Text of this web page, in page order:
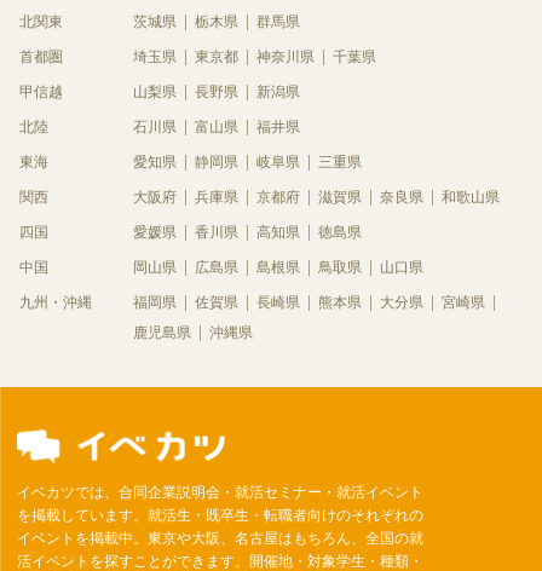
北関東
茨城県 栃木県 群馬県
首都圏 埼玉県 東京都 神奈川県 千葉県
甲信越 山梨県 長野県 新潟県
北陸 石川県 富山県 福井県
東海 愛知県 静岡県 岐阜県 三重県
関西 大阪府 兵庫県 京都府 滋賀県 奈良県 和歌山県
四国 愛媛県 香川県 高知県 徳島県
中国 岡山県 広島県 島根県 鳥取県 山口県
九州・沖縄 福岡県 佐賀県 長崎県 熊本県 大分県
宮崎県
鹿児島県
沖縄県
イベカツでは、合同企業説明会・就活セミナー・就活イベント
を掲載しています。就活生・既卒生・転職者向けのそれぞれの
イベントを掲載中。東京や大阪、名古屋はもちろん、全国の就
活イベントを探すことができます。開催地・対象学生・種類・